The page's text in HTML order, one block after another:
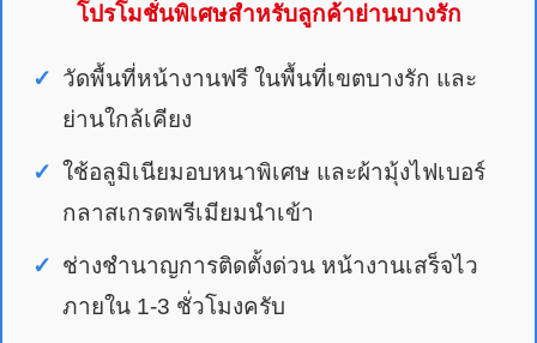
โปรโมชั่นพิเศษสำหรับลูกค้าย่านบางรัก
วัดพื้นที่หน้างานฟรี ในพื้นที่เขตบางรัก และ
ย่านใกล้เคียง
ใช้อลูมิเนียมอบหนาพิเศษ และผ้ามุ้งไฟเบอร์
กลาสเกรดพรีเมียมนำเข้า
ช่างชำนาญการติดตั้งด่วน หน้างานเสร็จไว
ภายใน 1-3 ชั่วโมงครับ